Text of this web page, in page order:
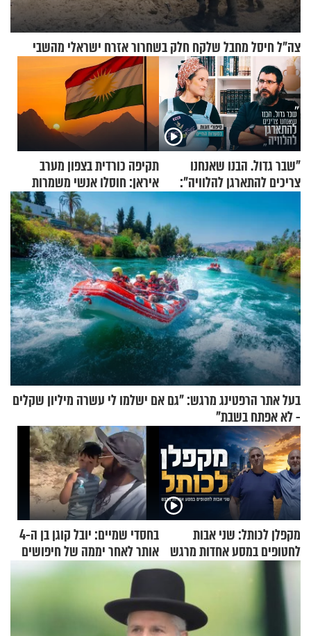
צה"ל חיסל מחבל שלקח חלק בשחרור אזרח ישראלי מהשבי
"שבר גדול. הבנו שאנחנו
צריכים להתארגן להלוויה":
זוגיות במבחן, הפעם עם מרים
וגד דנינו
תקיפה כורדית בצפון מערב
איראן: חוסלו אנשי משמרות
המהפכה
בעל אתר הרפטינג מרגש: "גם אם ישלמו לי עשרה מיליון שקלים
- לא אפתח בשבת"
מקפלן לכותל: שני אבות
לחטופים במסע אחדות מרגש
בחסדי שמיים: יובל קוגן בן ה-4
אותר לאחר יממה של חיפושים